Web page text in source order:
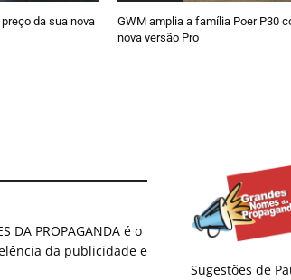
da sua nova
GWM amplia a família Poer P30
nova versão Pro
DA PROPAGANDA é o
da publicidade e
Sugestões de